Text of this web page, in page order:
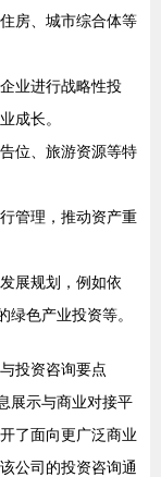
房、城市综合体等
业进行战略性投
成长。
位、旅游资源等特
管理，推动资产重
展规划，例如依
绿色产业投资等。
投资咨询要点
展示与商业对接平
了面向更广泛商业
公司的投资咨询通